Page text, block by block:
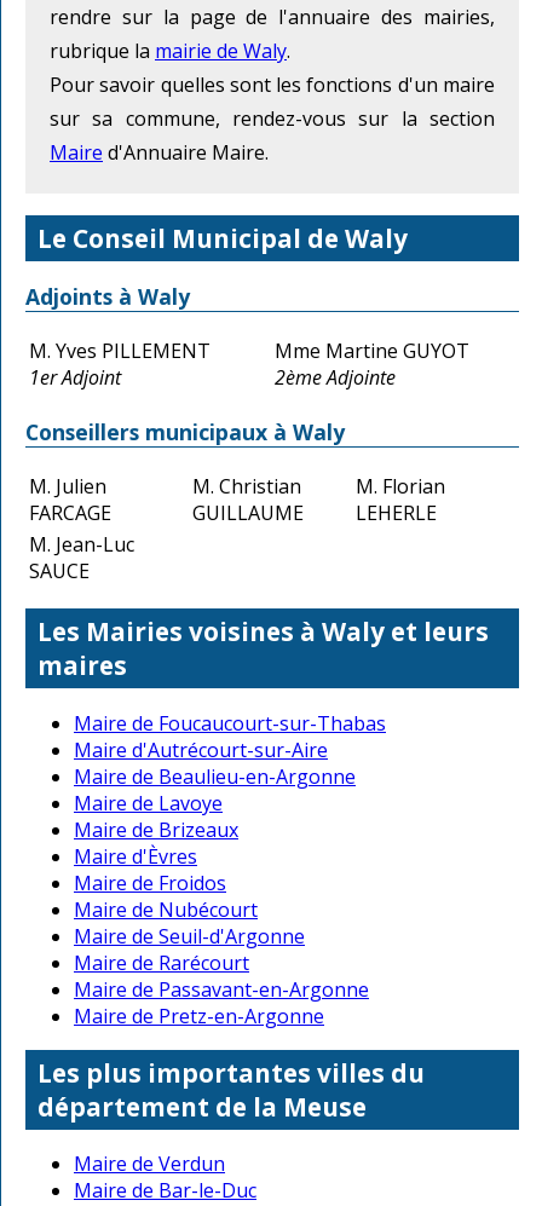
rendre sur la page de l'annuaire des mairies,
rubrique la mairie de Waly.
Pour savoir quelles sont les fonctions d'un maire
sur sa commune, rendez-vous sur la section
Maire d'Annuaire Maire.
Le Conseil Municipal de Waly
Adjoints à Waly
M. Yves PILLEMENT
1er Adjoint
Mme Martine GUYOT
2ème Adjointe
Conseillers municipaux à Waly
M. Julien
FARCAGE
M. Christian
GUILLAUME
M. Florian
LEHERLE
M. Jean-Luc
SAUCE
Les Mairies voisines à Waly et leurs
maires
Maire de Foucaucourt-sur-Thabas
Maire d'Autrécourt-sur-Aire
Maire de Beaulieu-en-Argonne
Maire de Lavoye
Maire de Brizeaux
Maire d'Èvres
Maire de Froidos
Maire de Nubécourt
Maire de Seuil-d'Argonne
Maire de Rarécourt
Maire de Passavant-en-Argonne
Maire de Pretz-en-Argonne
Les plus importantes villes du
département de la Meuse
Maire de Verdun
Maire de Bar-le-Duc